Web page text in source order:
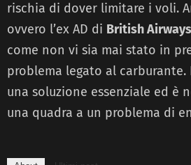
rischia di dover limitare i voli.
ovvero l’ex AD di British
come non vi sia mai stato in
problema legato al
una soluzione essenziale ed è
una quadra a un problema di